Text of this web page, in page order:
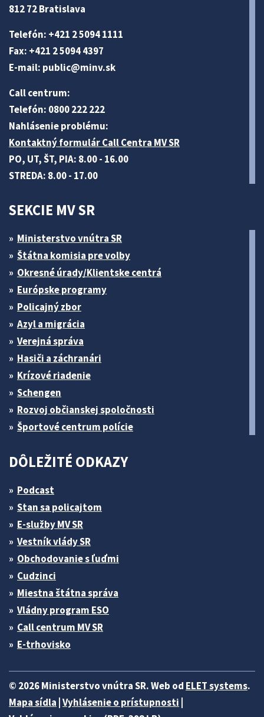
812 72 Bratislava
Telefón: +421 2 5094 1111
Fax: +421 2 5094 4397
E-mail: public@minv.sk
Call centrum:
Telefón: 0800 222 222
Nahlásenie problému:
Kontaktný formulár Call Centra MV SR
PO, UT, ŠT, PIA: 8.00 - 16.00
STREDA: 8.00 - 17.00
SEKCIE MV SR
Ministerstvo vnútra SR
Štátna komisia pre volby
Okresné úrady/Klientske centrá
Európske programy
Policajný zbor
Azyl a migrácia
Verejná správa
Hasiči a záchranári
Krízové riadenie
Schengen
Rozvoj občianskej spoločnosti
Športové centrum polície
DÔLEŽITÉ ODKAZY
Podcast
Stan sa policajtom
E-služby MV SR
Vestník vlády SR
Obchodovanie s ľuďmi
Cudzinci
Miestna štátna správa
Vládny program ESO
Call centrum MV SR
E-trhovisko
© 2026 Ministerstvo vnútra SR. Web od ELET systems.
Mapa sídla Vyhlásenie o prístupnosti